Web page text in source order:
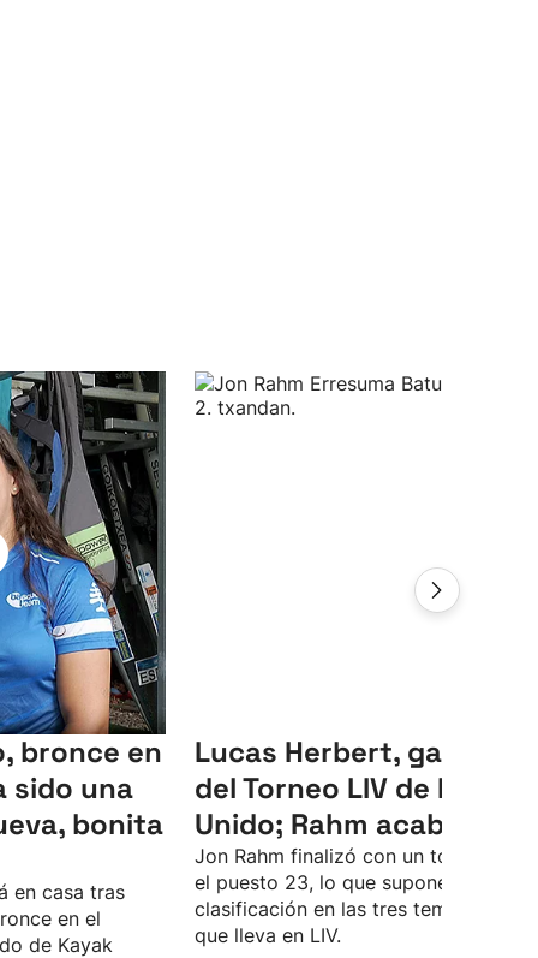
bronce en
sido una
bonita
en casa tras
en el
de Kayak
Lucas Herbert, ganador
del Torneo LIV de Reino
Unido; Rahm acaba 23º
Jon Rahm finalizó con un total de -4
el puesto 23, lo que supone su peor
clasificación en las tres temporadas
que lleva en LIV.